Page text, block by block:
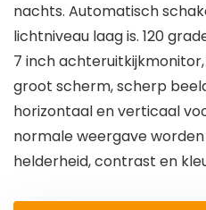
nachts. Automatisch
lichtniveau laag is. 120
7 inch
groot scherm, scherp
horizontaal en verticaal
normale weergave
helderheid, contrast en